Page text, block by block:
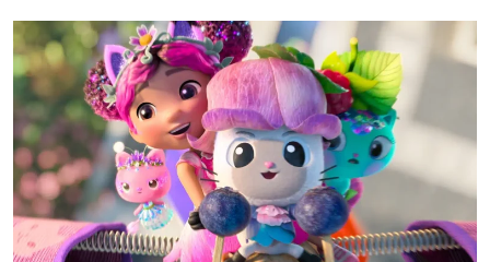
「MARK
&
LONA」
新
ア
ン
バ
サ
ダ
ー
に
就
任！